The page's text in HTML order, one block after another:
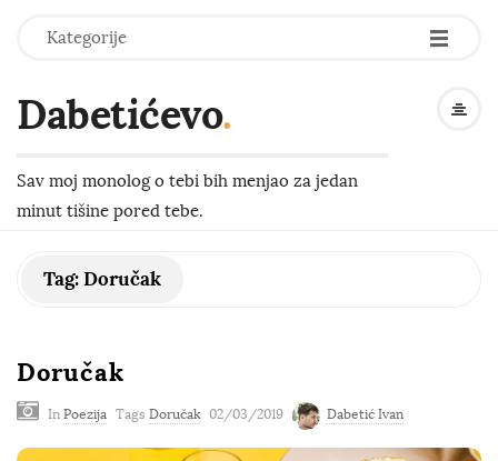
Kategorije -
-
-
Dabetićevo.
Sav moj monolog o tebi bih menjao za jedan
minut tišine pored tebe.
Tag:Doručak
Doručak
In Poezija Tags Doručak 02/03/2019 Dabetić Ivan